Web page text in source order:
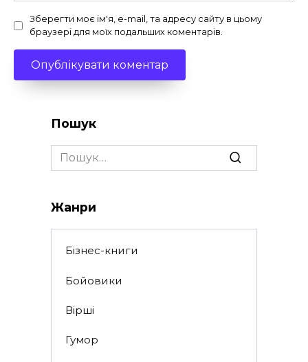
Зберегти моє ім'я, e-mail, та адресу сайту в цьому
браузері для моїх подальших коментарів.
Пошук
Search
for:
Жанри
Бізнес-книги
Бойовики
Вірші
Гумор